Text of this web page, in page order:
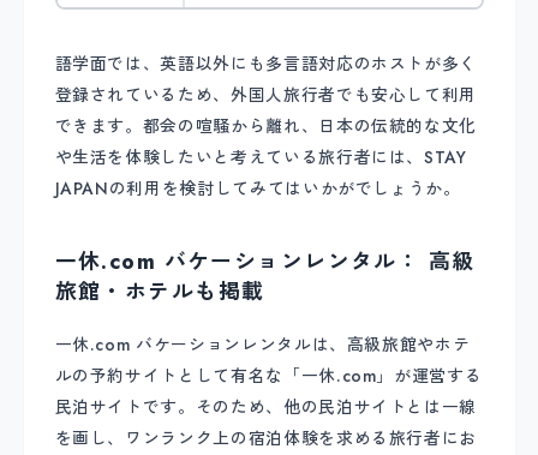
語学面では、英語以外にも多言語対応のホストが多く
登録されているため、外国人旅行者でも安心して利用
できます。都会の喧騒から離れ、日本の伝統的な文化
や生活を体験したいと考えている旅行者には、STAY
JAPANの利用を検討してみてはいかがでしょうか。
一休.com バケーションレンタル： 高級
旅館・ホテルも掲載
一休.com バケーションレンタルは、高級旅館やホテ
ルの予約サイトとして有名な「一休.com」が運営する
民泊サイトです。そのため、他の民泊サイトとは一線
を画し、ワンランク上の宿泊体験を求める旅行者にお